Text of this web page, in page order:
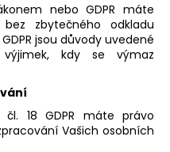
nebo GDPR máte
zbytečného odkladu
jsou důvody uvedené
kdy se výmaz
18 GDPR máte právo
Vašich osobních